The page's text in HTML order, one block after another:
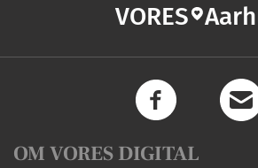
VORES
OM VORES DIGITAL